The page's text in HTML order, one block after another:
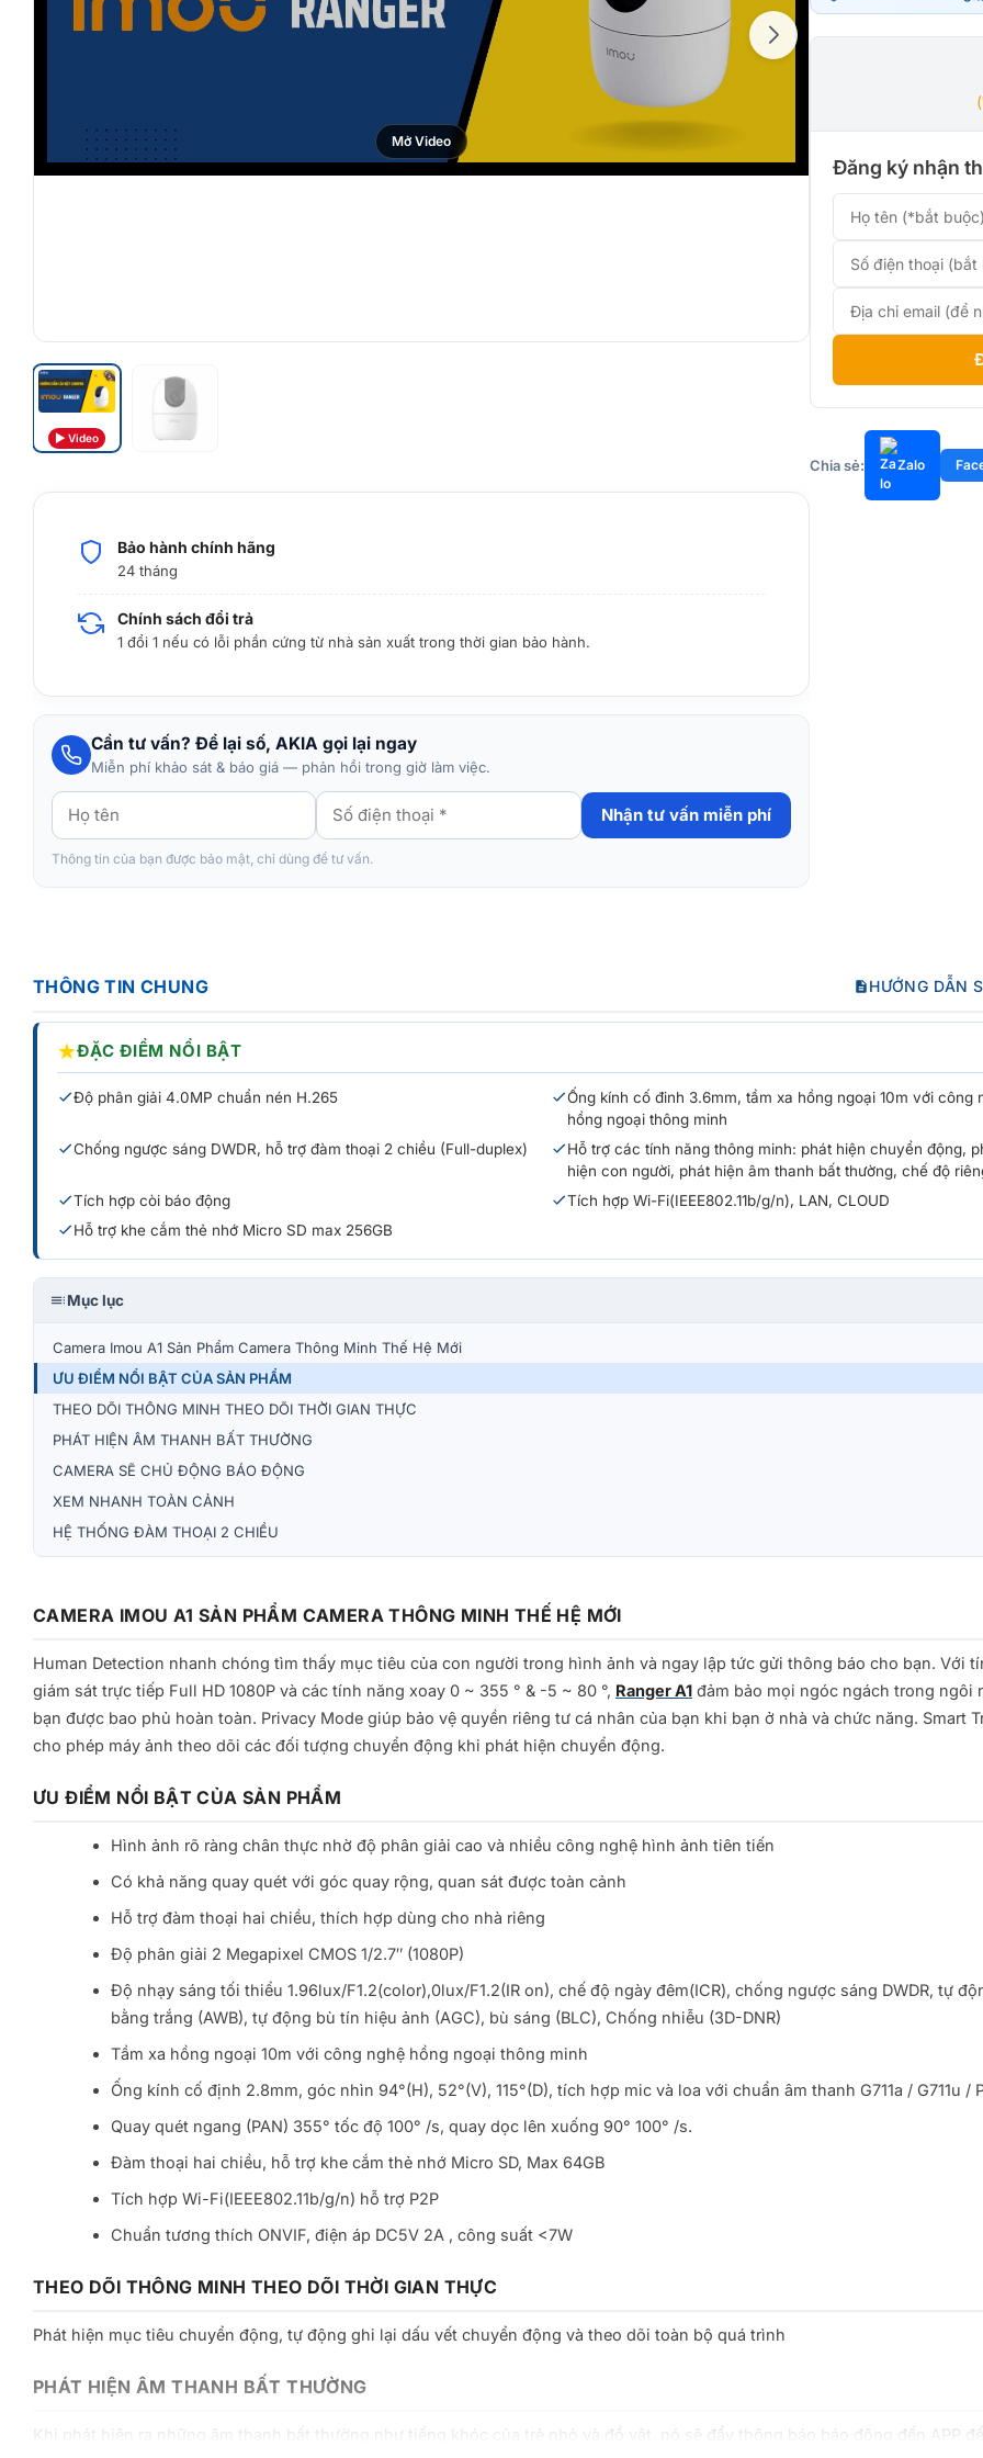
Mở Video
▶ Video
Bảo hành chính hãng
24 tháng
Chính sách đổi trả
1 đổi 1 nếu có lỗi phần cứng từ nhà sản xuất trong thời gian bảo hành.
Cần tư vấn? Để lại số, AKIA gọi lại ngay
Miễn phí khảo sát & báo giá — phản hồi trong giờ làm việc.
Nhận tư vấn miễn phí
Thông tin của bạn được bảo mật, chỉ dùng để tư vấn.
là:
Đăng ký nhận
Chia sẻ: Zalo
THÔNG TIN CHUNG HƯỚNG DẪN
★ĐẶC ĐIỂM NỔI BẬT
Độ phân giải 4.0MP chuẩn nén H.265
Ống kính cố đinh 3.6mm, tầm xa hồng ngoại 10m với công
hồng ngoại thông minh
Chống ngược sáng DWDR, hỗ trợ đàm thoại 2 chiều (Full-duplex)
Hỗ trợ các tính năng thông minh: phát hiện chuyển động,
hiện con người, phát hiện âm thanh bất thường, chế độ
Tích hợp còi báo động
Tích hợp Wi-Fi(IEEE802.11b/g/n), LAN, CLOUD
Hỗ trợ khe cắm thẻ nhớ Micro SD max 256GB
Mục lục
Camera Imou A1 Sản Phẩm Camera Thông Minh Thế Hệ Mới
ƯU ĐIỂM NỔI BẬT CỦA SẢN PHẨM
THEO DÕI THÔNG MINH THEO DÕI THỜI GIAN THỰC
PHÁT HIỆN ÂM THANH BẤT THƯỜNG
CAMERA SẼ CHỦ ĐỘNG BÁO ĐỘNG
XEM NHANH TOÀN CẢNH
HỆ THỐNG ĐÀM THOẠI 2 CHIỀU
CAMERA IMOU A1 SẢN PHẨM CAMERA THÔNG MINH THẾ HỆ MỚI
Human Detection nhanh chóng tìm thấy mục tiêu của con người trong hình ảnh và ngay lập tức gửi thông báo cho bạn. Với
giám sát trực tiếp Full HD 1080P và các tính năng xoay 0 ~ 355 ° & -5 ~ 80 °, Ranger A1 đảm bảo mọi ngóc ngách trong ngôi
bạn được bao phủ hoàn toàn. Privacy Mode giúp bảo vệ quyền riêng tư cá nhân của bạn khi bạn ở nhà và chức năng. Smart
cho phép máy ảnh theo dõi các đối tượng chuyển động khi phát hiện chuyển động.
ƯU ĐIỂM NỔI BẬT CỦA SẢN PHẨM
Hình ảnh rõ ràng chân thực nhờ độ phân giải cao và nhiều công nghệ hình ảnh tiên tiến
Có khả năng quay quét với góc quay rộng, quan sát được toàn cảnh
Hỗ trợ đàm thoại hai chiều, thích hợp dùng cho nhà riêng
Độ phân giải 2 Megapixel CMOS 1/2.7″ (1080P)
Độ nhạy sáng tối thiểu 1.96lux/F1.2(color),0lux/F1.2(IR on), chế độ ngày đêm(ICR), chống ngược sáng DWDR, tự
bằng trắng (AWB), tự động bù tín hiệu ảnh (AGC), bù sáng (BLC), Chống nhiễu (3D-DNR)
Tầm xa hồng ngoại 10m với công nghệ hồng ngoại thông minh
Ống kính cố định 2.8mm, góc nhìn 94°(H), 52°(V), 115°(D), tích hợp mic và loa với chuẩn âm thanh G711a / G711u /
Quay quét ngang (PAN) 355° tốc độ 100° /s, quay dọc lên xuống 90° 100° /s.
Đàm thoại hai chiều, hỗ trợ khe cắm thẻ nhớ Micro SD, Max 64GB
Tích hợp Wi-Fi(IEEE802.11b/g/n) hỗ trợ P2P
Chuẩn tương thích ONVIF, điện áp DC5V 2A , công suất <7W
THEO DÕI THÔNG MINH THEO DÕI THỜI GIAN THỰC
Phát hiện mục tiêu chuyển động, tự động ghi lại dấu vết chuyển động và theo dõi toàn bộ quá trình
PHÁT HIỆN ÂM THANH BẤT THƯỜNG
Khi phát hiện ra những âm thanh bất thường như tiếng khóc của trẻ nhỏ và đồ vật, nó sẽ đẩy thông báo báo động đến APP để